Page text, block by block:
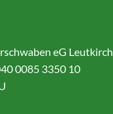
eG Leutkirch
0085 3350 10